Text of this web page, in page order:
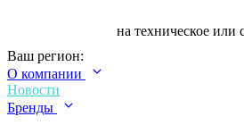
на техническое или
Ваш регион:
О компании
Новости
Бренды